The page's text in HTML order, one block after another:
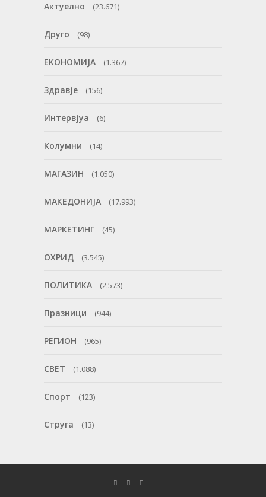
Актуелно (23.671)
Друго (98)
ЕКОНОМИЈА (1.367)
Здравје (156)
Интервјуа (6)
Колумни (14)
МАГАЗИН (1.050)
МАКЕДОНИЈА (17.993)
МАРКЕТИНГ (45)
ОХРИД (3.545)
ПОЛИТИКА (2.573)
Празници (944)
РЕГИОН (965)
СВЕТ (1.088)
Спорт (123)
Струга (13)